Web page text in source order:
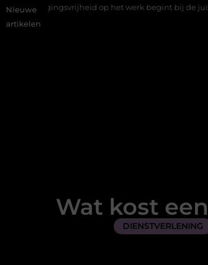
Nieuwe
artikelen
op het werk begint bij de juiste stretch
Wat kost
DIENSTVERLENING